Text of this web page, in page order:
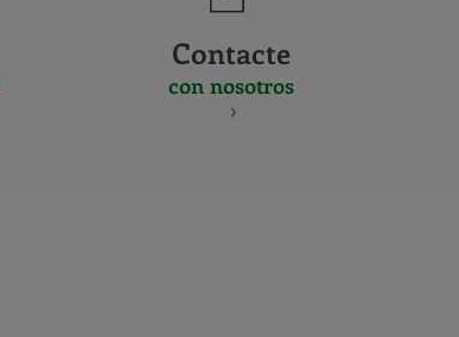
Contacte
con nosotros